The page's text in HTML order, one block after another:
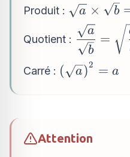
Produit :
b}
a × b
Quotient :
{b}}
b
a
=
Carré : ( a)2 = a
Attention